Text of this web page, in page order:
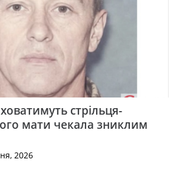
стрільця-
мати чекала зниклим
2026